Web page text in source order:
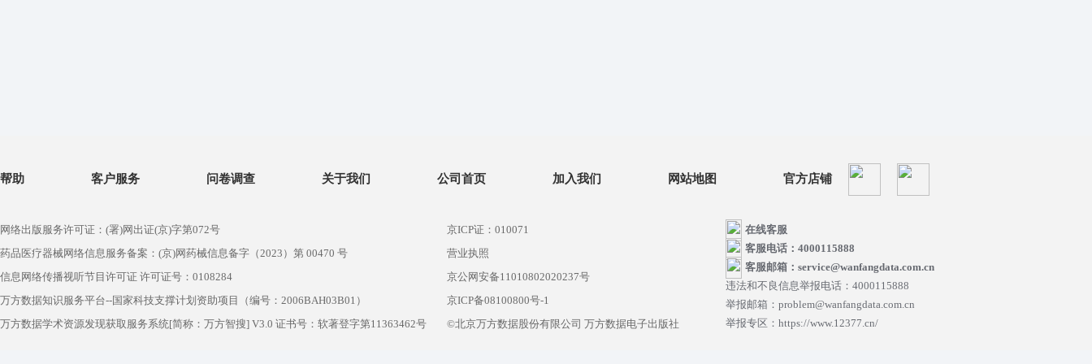
帮助 客户服务 问卷调查 关于我们 公司首页 加入我们 网站地图 官方店铺
网络出版服务许可证：(署)网出证(京)字第072号
药品医疗器械网络信息服务备案：(京)网药械信息备字（2023）第 00470 号
信息网络传播视听节目许可证 许可证号：0108284
万方数据知识服务平台--国家科技支撑计划资助项目（编号：2006BAH03B01）
万方数据学术资源发现获取服务系统[简称：万方智搜] V3.0 证书号：软著登字第11363462号
京ICP证：010071
营业执照
京公网安备11010802020237号
京ICP备08100800号-1
©北京万方数据股份有限公司 万方数据电子出版社
在线客服
客服电话：4000115888
客服邮箱：service@wanfangdata.com.cn
违法和不良信息举报电话：4000115888
举报邮箱：problem@wanfangdata.com.cn
举报专区：https://www.12377.cn/